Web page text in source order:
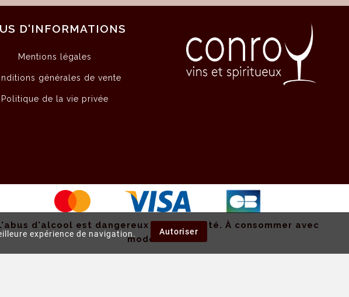
expérience de navigation. Autoriser
D'INFORMATIONS
Mentions légales
générales de vente
Politique de la vie privée
d'alcool est dangereux pour la santé. À consommer avec
modération.